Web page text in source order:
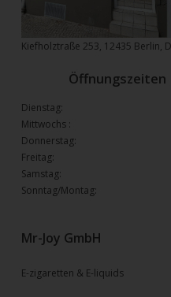
Mr-Joy GmbH
E-zigaretten & E-liquids
Kiefholztraße 253, 12435 Berlin,
Öffnungszeiten
Dienstag:
Mittwochs :
Donnerstag:
Freitag:
Samstag:
Sonntag/Montag: